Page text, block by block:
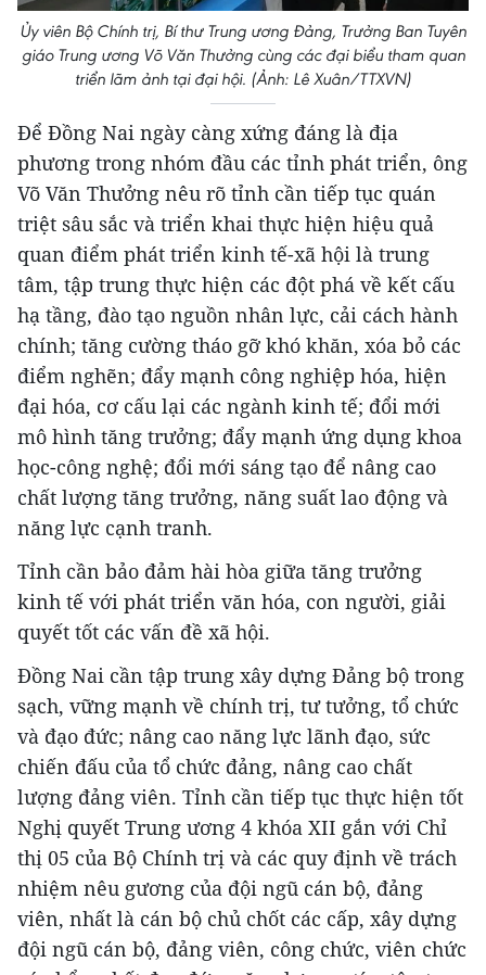
Ủy viên Bộ Chính trị, Bí thư Trung ương Đảng, Trưởng Ban Tuyên
giáo Trung ương Võ Văn Thưởng cùng các đại biểu tham quan
triển lãm ảnh tại đại hội. (Ảnh: Lê Xuân/TTXVN)
Để Đồng Nai ngày càng xứng đáng là địa
phương trong nhóm đầu các tỉnh phát triển, ông
Võ Văn Thưởng nêu rõ tỉnh cần tiếp tục quán
triệt sâu sắc và triển khai thực hiện hiệu quả
quan điểm phát triển kinh tế-xã hội là trung
tâm, tập trung thực hiện các đột phá về kết cấu
hạ tầng, đào tạo nguồn nhân lực, cải cách hành
chính; tăng cường tháo gỡ khó khăn, xóa bỏ các
điểm nghẽn; đẩy mạnh công nghiệp hóa, hiện
đại hóa, cơ cấu lại các ngành kinh tế; đổi mới
mô hình tăng trưởng; đẩy mạnh ứng dụng khoa
học-công nghệ; đổi mới sáng tạo để nâng cao
chất lượng tăng trưởng, năng suất lao động và
năng lực cạnh tranh.
Tỉnh cần bảo đảm hài hòa giữa tăng trưởng
kinh tế với phát triển văn hóa, con người, giải
quyết tốt các vấn đề xã hội.
Đồng Nai cần tập trung xây dựng Đảng bộ trong
sạch, vững mạnh về chính trị, tư tưởng, tổ chức
và đạo đức; nâng cao năng lực lãnh đạo, sức
chiến đấu của tổ chức đảng, nâng cao chất
lượng đảng viên. Tỉnh cần tiếp tục thực hiện tốt
Nghị quyết Trung ương 4 khóa XII gắn với Chỉ
thị 05 của Bộ Chính trị và các quy định về trách
nhiệm nêu gương của đội ngũ cán bộ, đảng
viên, nhất là cán bộ chủ chốt các cấp, xây dựng
đội ngũ cán bộ, đảng viên, công chức, viên chức